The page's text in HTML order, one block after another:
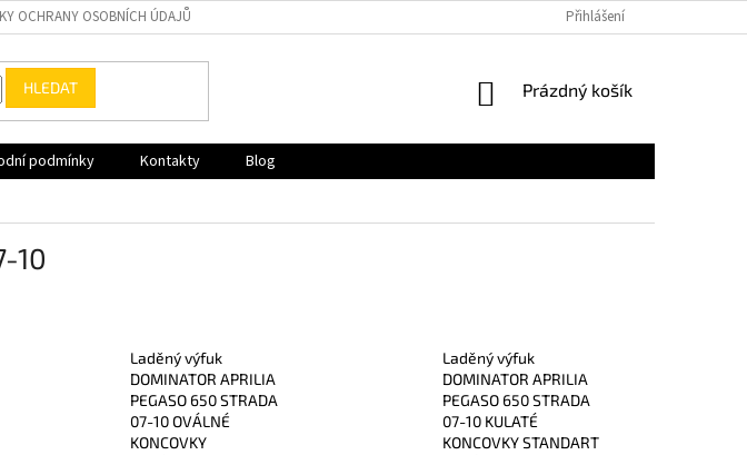
OCHRANY OSOBNÍCH ÚDAJŮ Přihlášení
HLEDAT
NÁKUPNÍ
Prázdný košík
podmínky Kontakty
Blog
10
Laděný výfuk
DOMINATOR APRILIA
PEGASO 650 STRADA
07-10 OVÁLNÉ
KONCOVKY
Laděný výfuk
DOMINATOR APRILIA
PEGASO 650 STRADA
07-10 KULATÉ
KONCOVKY STANDART